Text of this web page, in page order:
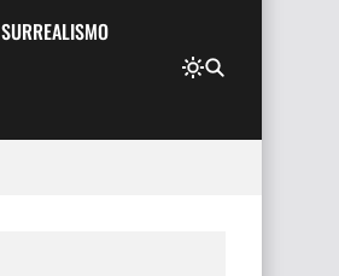
SURREALISMO